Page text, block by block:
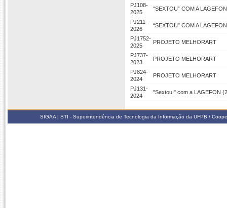
PJ108-
2025
“SEXTOU” COM A
PJ211-
2026
“SEXTOU” COM A
PJ1752-
2025
PROJETO MELHORART
PJ737-
2023
PROJETO MELHORART
PJ824-
2024
PROJETO MELHORART
PJ131-
2024
"Sextou!" com a LAGEFON
SIGAA | STI - Superintendência de Tecnologia da Informação da UFPB /